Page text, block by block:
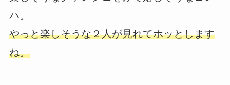
ハ。
やっと楽しそうな２人が見れてホッとします
ね。